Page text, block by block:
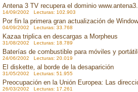
Antena 3 TV recupera el dominio
14/09/2002 Lecturas: 102.903
Por fin la primera gran actualización de
04/09/2002 Lecturas: 33.768
Kazaa triplica en descargas a Morpheus
31/08/2002 Lecturas: 18.789
Baterías de combustible para móviles y
24/06/2002 Lecturas: 20.019
El diskette, al borde de la desaparición
31/05/2002 Lecturas: 51.955
Preocupación en la Unión Europea: Las
26/03/2002 Lecturas: 17.261